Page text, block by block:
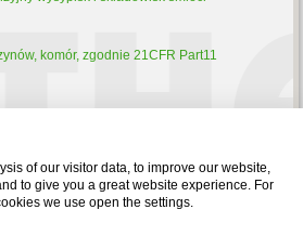
komór, zgodnie 21CFR Part11
działa i do czego służy?
of our visitor data, to improve our website,
to give you a great website experience. For
we use open the settings.